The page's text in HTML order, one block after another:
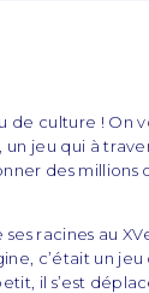
de culture ! On
un jeu qui à
des millions
racines au
c’était un
il s’est